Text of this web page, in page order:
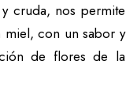
cruda, nos permite
miel, con un sabor y
de flores de la